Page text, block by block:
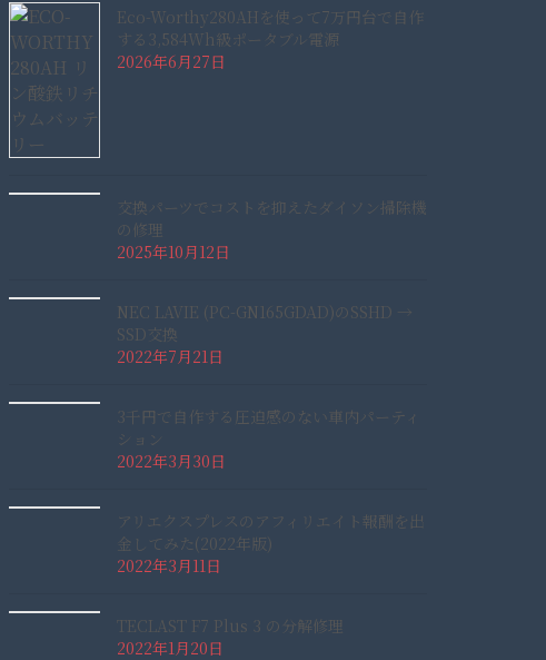
Eco-Worthy280AHを使って7万円台で自作
する3,584Wh級ポータブル電源
2026年6月27日
交換パーツでコストを抑えたダイソン掃除機
の修理
2025年10月12日
NEC LAVIE (PC-GN165GDAD)のSSHD →
SSD交換
2022年7月21日
3千円で自作する圧迫感のない車内パーティ
ション
2022年3月30日
アリエクスプレスのアフィリエイト報酬を出
金してみた(2022年版)
2022年3月11日
TECLAST F7 Plus 3 の分解修理
2022年1月20日